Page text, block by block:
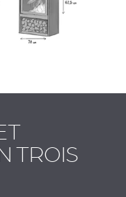
TROIS